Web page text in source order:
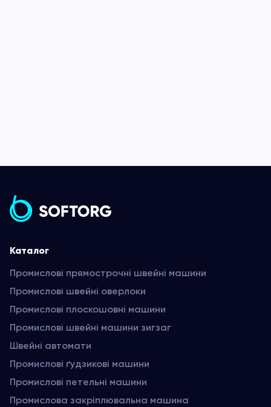
Каталог
Промислові прямострочні швейні машини
Промислові швейні оверлоки
Промислові плоскошовні машини
Промислові швейні машини зигзаг
Швейні автомати
Промислові ґудзикові машини
Промислові петельні машини
Промислова закріплювальна машина